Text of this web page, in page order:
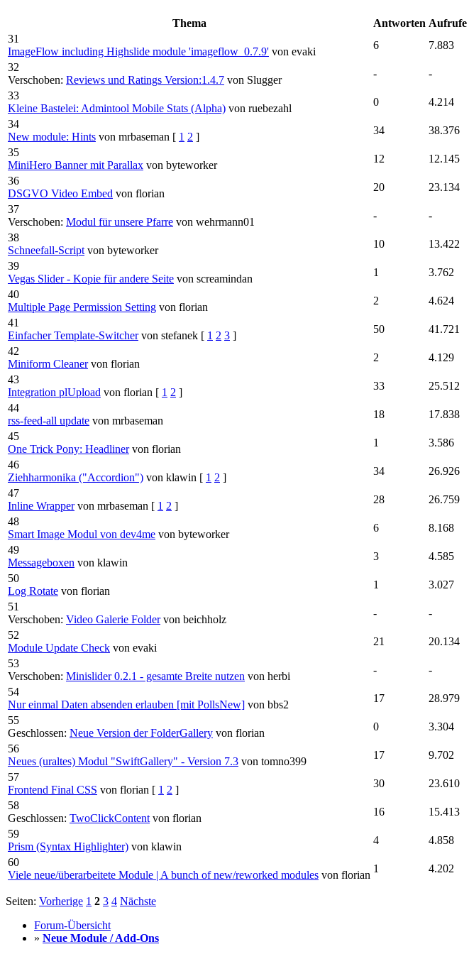
Thema Antworten Aufrufe
31
ImageFlow including Highslide module 'imageflow_0.7.9' von evaki
6 7.883
32
Verschoben: Reviews und Ratings Version:1.4.7 von Slugger
- -
33
Kleine Bastelei: Admintool Mobile Stats (Alpha) von ruebezahl
0 4.214
34
New module: Hints von mrbaseman [ 1 2 ]
34 38.376
35
MiniHero Banner mit Parallax von byteworker
12 12.145
36
DSGVO Video Embed von florian
20 23.134
37
Verschoben: Modul für unsere Pfarre von wehrmann01
- -
38
Schneefall-Script von byteworker
10 13.422
39
Vegas Slider - Kopie für andere Seite von screamindan
1 3.762
40
Multiple Page Permission Setting von florian
2 4.624
41
Einfacher Template-Switcher von stefanek [ 1 2 3 ]
50 41.721
42
Miniform Cleaner von florian
2 4.129
43
Integration plUpload von florian [ 1 2 ]
33 25.512
44
rss-feed-all update von mrbaseman
18 17.838
45
One Trick Pony: Headliner von florian
1 3.586
46
Ziehharmonika ("Accordion") von klawin [ 1 2 ]
34 26.926
47
Inline Wrapper von mrbaseman [ 1 2 ]
28 26.759
48
Smart Image Modul von dev4me von byteworker
6 8.168
49
Messageboxen von klawin
3 4.585
50
Log Rotate von florian
1 3.027
51
Verschoben: Video Galerie Folder von beichholz
- -
52
Module Update Check von evaki
21 20.134
53
Verschoben: Minislider 0.2.1 - gesamte Breite nutzen von herbi
- -
54
Nur einmal Daten absenden erlauben [mit PollsNew] von bbs2
17 28.979
55
Geschlossen: Neue Version der FolderGallery von florian
0 3.304
56
Neues (uraltes) Modul "SwiftGallery" - Version 7.3 von tomno399
17 9.702
57
Frontend Final CSS von florian [ 1 2 ]
30 23.610
58
Geschlossen: TwoClickContent von florian
16 15.413
59
Prism (Syntax Highlighter) von klawin
4 4.858
60
Viele neue/überarbeitete Module | A bunch of new/reworked modules von florian
1 4.202
Seiten: Vorherige 1 2 3 4 Nächste
Forum-Übersicht
» Neue Module / Add-Ons